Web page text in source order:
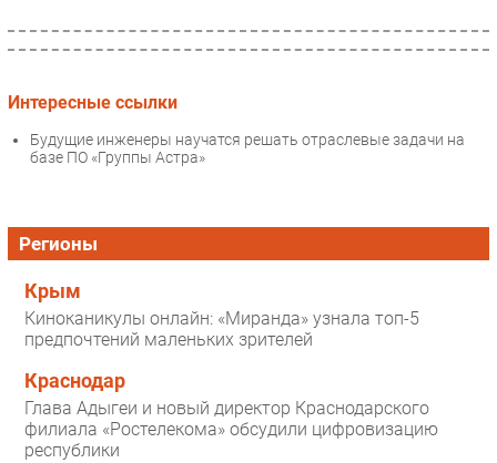
Интересные ссылки
Будущие инженеры научатся решать отраслевые задачи на
базе ПО «Группы Астра»
Регионы
Крым
Киноканикулы онлайн: «Миранда» узнала топ-5
предпочтений маленьких зрителей
Краснодар
Глава Адыгеи и новый директор Краснодарского
филиала «Ростелекома» обсудили цифровизацию
республики